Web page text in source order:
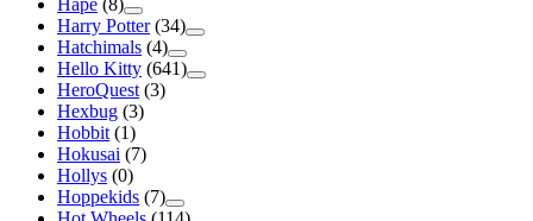
Harry Potter (34)
Hatchimals (4)
Hello Kitty (641)
HeroQuest (3)
Hexbug (3)
Hobbit (1)
Hokusai (7)
Hollys (0)
Hoppekids (7)